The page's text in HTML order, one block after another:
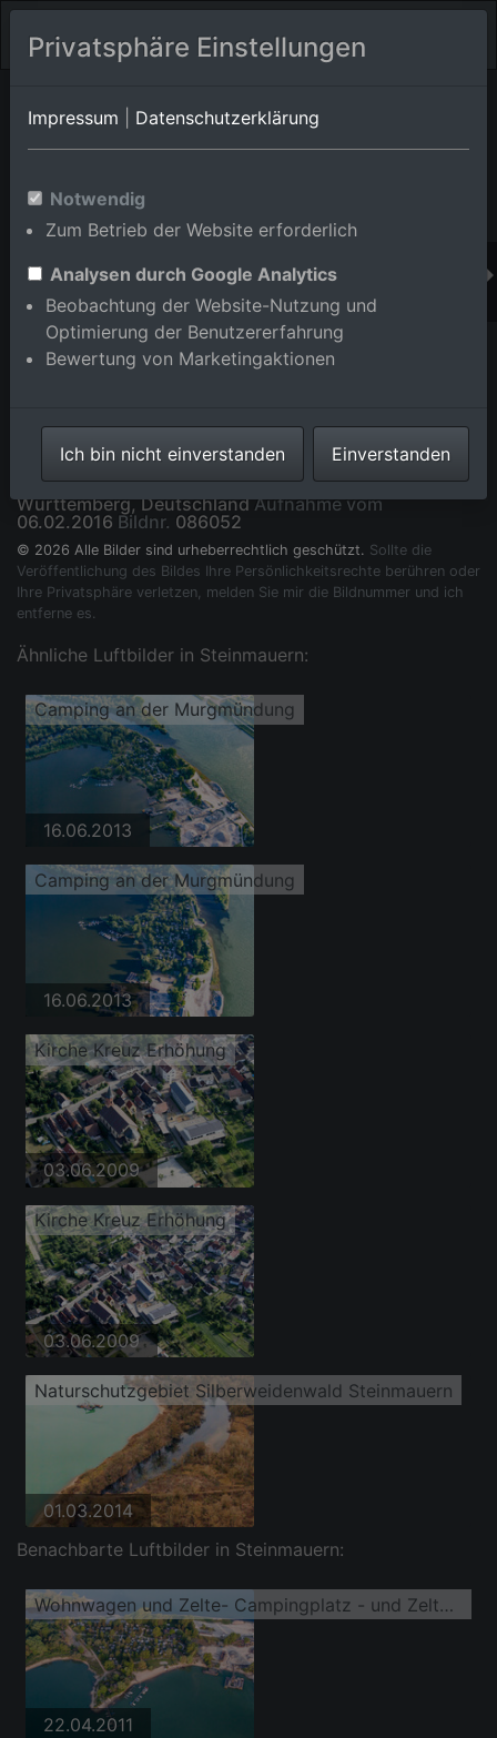
Orts-Album von Steinmauern
Württemberg,Deutschland
Im Shop bestellen
Murgmündung in Steinmauern im Bundesland Baden-
Württemberg, DeutschlandAufnahme vom
06.02.2016 Bildnr. 086052
© 2026 Alle Bilder sind urheberrechtlich geschützt. Sollte die
Veröffentlichung des Bildes Ihre Persönlichkeitsrechte berühren oder
Ihre Privatsphäre verletzen, melden Sie mir die Bildnummer und ich
entferne es.
Ähnliche Luftbilder in Steinmauern:
Camping an der Murgmündung
16.06.2013
Camping an der Murgmündung
16.06.2013
Kirche Kreuz Erhöhung
03.06.2009
Kirche Kreuz Erhöhung
03.06.2009
Naturschutzgebiet Silberweidenwald Steinmauern
01.03.2014
Benachbarte Luftbilder in Steinmauern:
Wohnwagen und Zelte- Campingplatz - und Zeltplatz am Goldkanal
22.04.2011
Privatsphäre Einstellungen
Impressum Datenschutzerklärung
Notwendig
Zum Betrieb der Website erforderlich
Analysen durch Google Analytics
Beobachtung der Website-Nutzung und
Optimierung der Benutzererfahrung
Bewertung von Marketingaktionen
Ich bin nicht einverstanden Einverstanden